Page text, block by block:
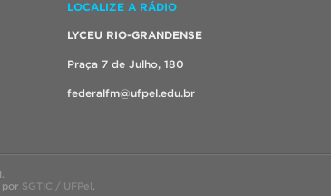
LOCALIZE A RÁDIO
LYCEU RIO-GRANDENSE
Praça 7 de Julho, 180
federalfm@ufpel.edu.br
por SGTIC / UFPel .